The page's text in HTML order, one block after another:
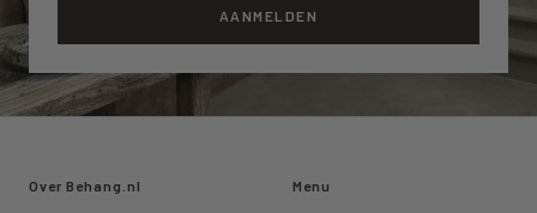
AANMELDEN
Over Behang.nl Menu